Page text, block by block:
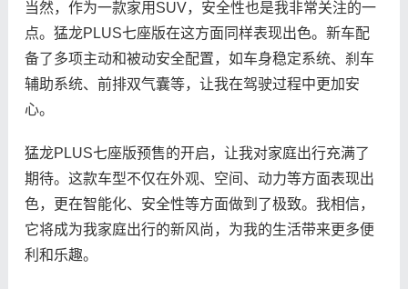
当然，作为一款家用SUV，安全性也是我非常关注的一
点。猛龙PLUS七座版在这方面同样表现出色。新车配
备了多项主动和被动安全配置，如车身稳定系统、刹车
辅助系统、前排双气囊等，让我在驾驶过程中更加安
心。
猛龙PLUS七座版预售的开启，让我对家庭出行充满了
期待。这款车型不仅在外观、空间、动力等方面表现出
色，更在智能化、安全性等方面做到了极致。我相信，
它将成为我家庭出行的新风尚，为我的生活带来更多便
利和乐趣。